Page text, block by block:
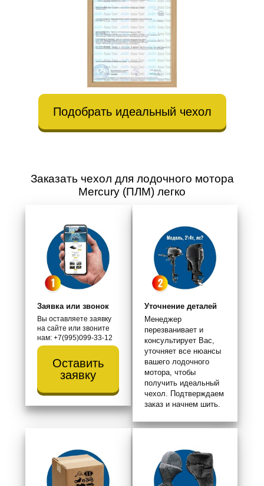
Подобрать идеальный чехол
Заказать чехол для лодочного мотора
Mercury (ПЛМ) легко
Заявка или звонок
Вы оставляете заявку
на сайте или звоните
нам: +7(995)099-33-12
Оставить
заявку
Уточнение деталей
Менеджер
перезванивает и
консультирует Вас,
уточняет все нюансы
вашего лодочного
мотора, чтобы
получить идеальный
чехол. Подтверждаем
заказ и начнем шить.